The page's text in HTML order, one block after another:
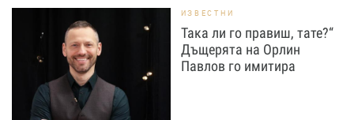
ИЗВЕСТНИ
Така ли го правиш, тате?“
Дъщерята на Орлин
Павлов го имитира